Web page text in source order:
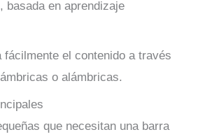
basada en aprendizaje
fácilmente el contenido a través
o alámbricas.
que necesitan una barra